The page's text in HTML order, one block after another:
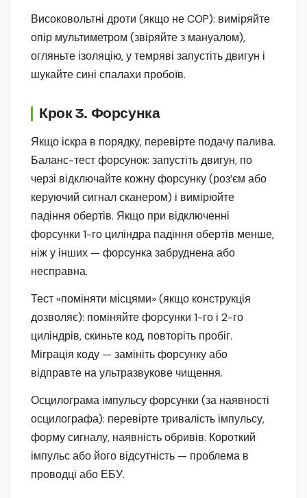
Високовольтні дроти (якщо не COP): виміряйте
опір мультиметром (звіряйте з мануалом),
огляньте ізоляцію, у темряві запустіть двигун і
шукайте сині спалахи пробоїв.
Крок 3. Форсунка
Якщо іскра в порядку, перевірте подачу палива.
Баланс-тест форсунок: запустіть двигун, по
черзі відключайте кожну форсунку (роз’єм або
керуючий сигнал сканером) і вимірюйте
падіння обертів. Якщо при відключенні
форсунки 1-го циліндра падіння обертів менше,
ніж у інших — форсунка забруднена або
несправна.
Тест «поміняти місцями» (якщо конструкція
дозволяє): поміняйте форсунки 1-го і 2-го
циліндрів, скиньте код, повторіть пробіг.
Міграція коду — замініть форсунку або
відправте на ультразвукове чищення.
Осцилограма імпульсу форсунки (за наявності
осцилографа): перевірте тривалість імпульсу,
форму сигналу, наявність обривів. Короткий
імпульс або його відсутність — проблема в
проводці або ЕБУ.